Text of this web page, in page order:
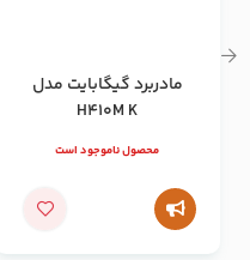
مادربرد گیگابایت مدل
H410M K
محصول ناموجود است